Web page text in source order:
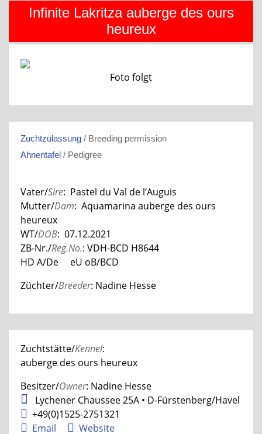
Infinite Lakritza auberge des ours
heureux
Foto folgt
Zuchtzulassung / Breeding permission
Ahnentafel / Pedigree
Vater/Sire: Pastel du Val de l‘Auguis
Mutter/Dam: Aquamarina auberge des ours
heureux
WT/DOB: 07.12.2021
ZB-Nr./Reg.No.: VDH-BCD H8644
HD A/De eU oB/BCD
Züchter/Breeder: Nadine Hesse
Zuchtstätte/Kennel:
auberge des ours heureux
Besitzer/Owner: Nadine Hesse
Lychener Chaussee 25A • D-Fürstenberg/Havel
+49(0)1525-2751321
Email
Website